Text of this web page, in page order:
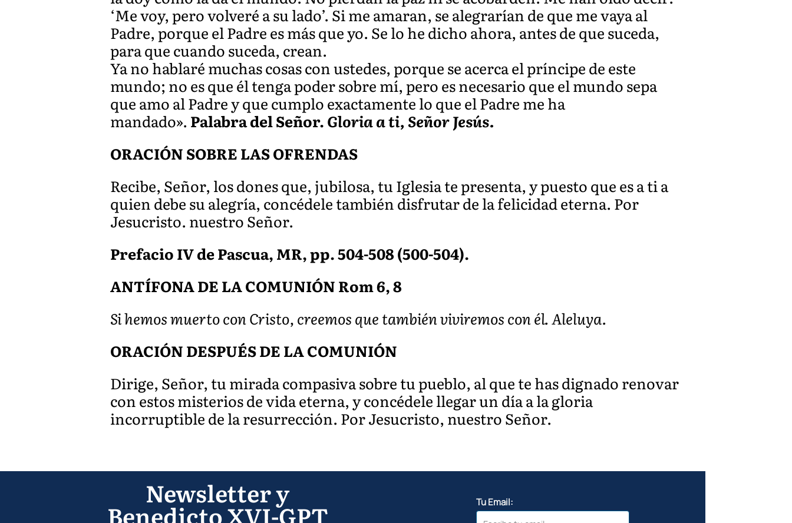
‘Me voy, pero volveré a su lado’. Si me amaran, se alegrarían de que me vaya al
Padre, porque el Padre es más que yo. Se lo he dicho ahora, antes de que suceda,
para que cuando suceda, crean.
Ya no hablaré muchas cosas con ustedes, porque se acerca el príncipe de este
mundo; no es que él tenga poder sobre mí, pero es necesario que el mundo sepa
que amo al Padre y que cumplo exactamente lo que el Padre me ha
mandado». Palabra del Señor.Gloria a ti, Señor Jesús.
ORACIÓN SOBRE LAS OFRENDAS
Recibe, Señor, los dones que, jubilosa, tu Iglesia te presenta, y puesto que es a ti a
quien debe su alegría, concédele también disfrutar de la felicidad eterna. Por
Jesucristo. nuestro Señor.
Prefacio IV de Pascua, MR, pp. 504-508 (500-504).
ANTÍFONA DE LA COMUNIÓN Rom 6, 8
Si hemos muerto con Cristo, creemos que también viviremos con él. Aleluya.
ORACIÓN DESPUÉS DE LA COMUNIÓN
Dirige, Señor, tu mirada compasiva sobre tu pueblo, al que te has dignado renovar
con estos misterios de vida eterna, y concédele llegar un día a la gloria
incorruptible de la resurrección. Por Jesucristo, nuestro Señor.
Newsletter y
Benedicto XVI-GPT Tu Email: